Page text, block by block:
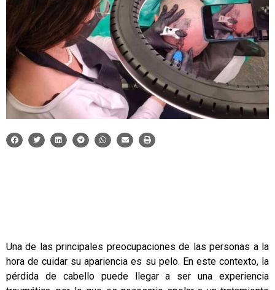
Una de las principales preocupaciones de las personas a la
hora de cuidar su apariencia es su pelo. En este contexto, la
pérdida de cabello puede llegar a ser una experiencia